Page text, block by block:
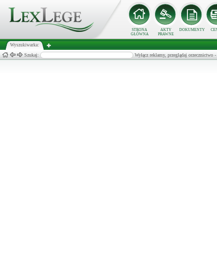
STRONA
GŁÓWNA
AKTY
PRAWNE
DOKUMENTY
Wyszukiwarka:
Szukaj: Wyłącz reklamy, przeglądaj